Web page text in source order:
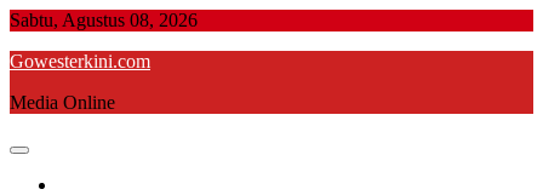
Skip
content
Sabtu, Agustus 08, 2026
Gowesterkini.com
Media Online